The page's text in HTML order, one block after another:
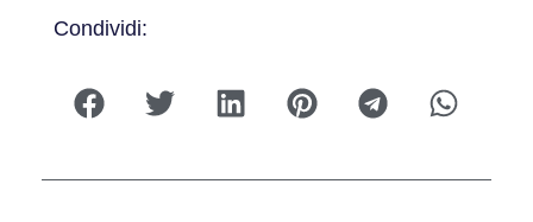
Condividi: